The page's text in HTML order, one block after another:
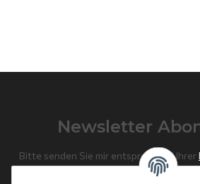
Newsletter
Bitte senden Sie mir entsprechend Ihrer
regelmäßig und jederzeit widerruflich